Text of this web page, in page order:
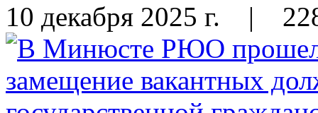
10 декабря 2025 г. |